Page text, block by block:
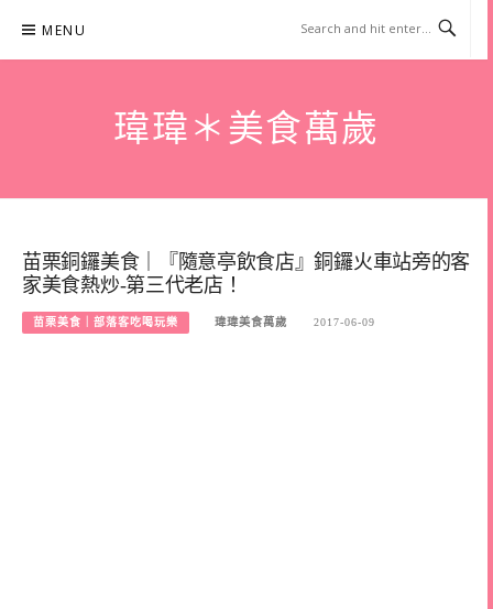
content
MENU
瑋瑋＊美食萬歲
苗栗銅鑼美食｜『隨意亭飲食店』銅鑼火車站旁的客
家美食熱炒-第三代老店！
苗栗美食｜部落客吃喝玩樂 瑋瑋美食萬歲 2017-06-09